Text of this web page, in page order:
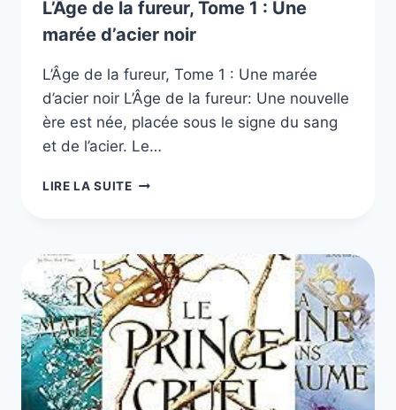
L’Âge de la fureur, Tome 1 : Une
marée d’acier noir
L’Âge de la fureur, Tome 1 : Une marée
d’acier noir L’Âge de la fureur: Une nouvelle
ère est née, placée sous le signe du sang
et de l’acier. Le…
LIRE LA SUITEL’ÂGE
TOME
1
:
UNE
MARÉE
D’ACIER
NOIR